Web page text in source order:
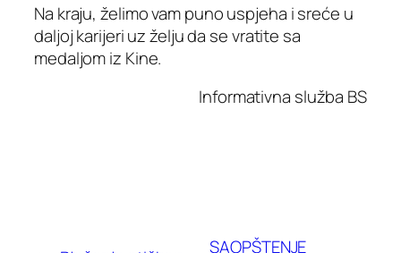
Na kraju, želimo vam puno uspjeha i sreće u
daljoj karijeri uz želju da se vratite sa
medaljom iz Kine.
Informativna služba BS
SAOPŠTENJE